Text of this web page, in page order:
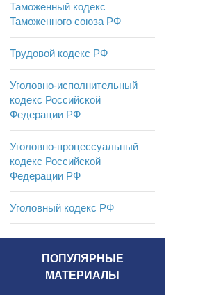
Таможенный кодекс
Таможенного союза РФ
Трудовой кодекс РФ
Уголовно-исполнительный
кодекс Российской
Федерации РФ
Уголовно-процессуальный
кодекс Российской
Федерации РФ
Уголовный кодекс РФ
ПОПУЛЯРНЫЕ
МАТЕРИАЛЫ